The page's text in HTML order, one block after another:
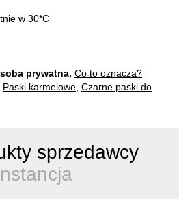
w 30*C
prywatna. Co to oznacza?
Paski karmelowe Czarne paski do
sprzedawcy